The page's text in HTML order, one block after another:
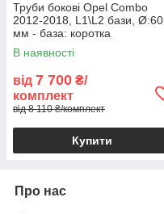
Труби бокові Opel Combo
2012-2018, L1\L2 бази, Ø:60
мм - база: коротка
В наявності
від 7 700 ₴/
комплект
від 8 110 ₴/комплект
Купити
Про нас